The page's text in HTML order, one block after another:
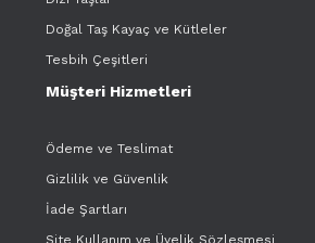
Doğal Taş Kayaç ve Kütleler
Tesbih Çeşitleri
Müşteri Hizmetleri
Ödeme ve Teslimat
Gizlilik ve Güvenlik
İade Şartları
Site Kullanım ve Üyelik Sözleşmesi